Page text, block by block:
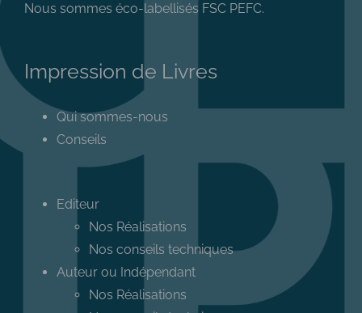
Nous sommes éco-labellisés FSC PEFC.
Impression de Livres
Qui sommes-nous
Conseils
Editeur
Nos Réalisations
Nos conseils techniques
Auteur ou Indépendant
Nos Réalisations